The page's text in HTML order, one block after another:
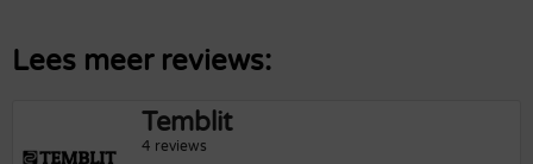
Lees meer reviews:
Temblit
4 reviews